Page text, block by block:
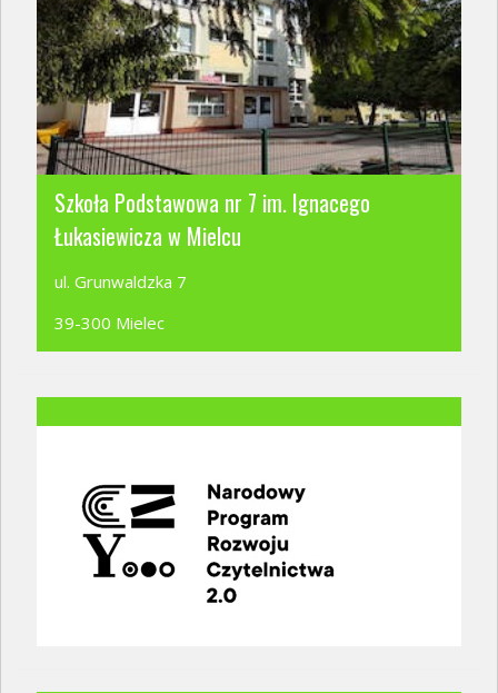
Szkoła Podstawowa nr 7 im. Ignacego
Łukasiewicza w Mielcu
ul. Grunwaldzka 7
39-300 Mielec